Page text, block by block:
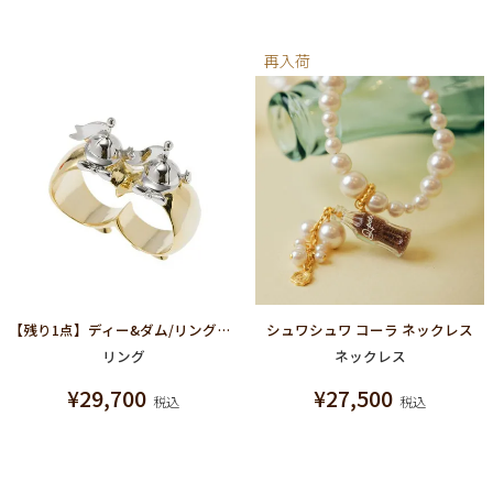
【残り1点】ディー&ダム/リング【ディズニー アクセサリー】【ふしぎの国のアリス】
リング
¥29,700 税込
再入荷
シュワシュワ コーラ ネックレス
ネックレス
¥27,500 税込